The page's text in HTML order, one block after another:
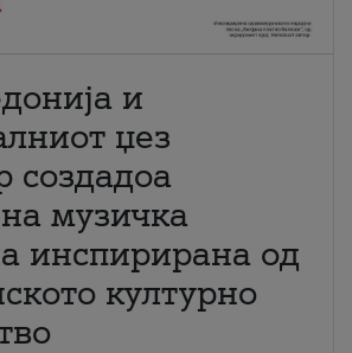
и
џез
создадоа
музичка
инспирирана од
културно